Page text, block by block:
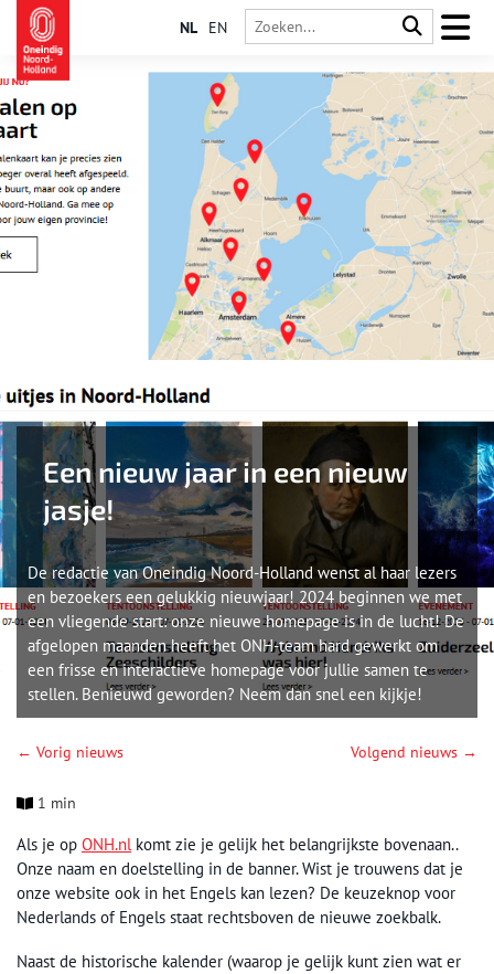
NL EN
Een nieuw jaar in een nieuw
jasje!
De redactie van Oneindig Noord-Holland wenst al haar lezers
en bezoekers een gelukkig nieuwjaar! 2024 beginnen we met
een vliegende start: onze nieuwe homepage is in de lucht! De
afgelopen maanden heeft het ONH-team hard gewerkt om
een frisse en interactieve homepage voor jullie samen te
stellen. Benieuwd geworden? Neem dan snel een kijkje!
← Vorig nieuws Volgend nieuws →
1 min
Als je op ONH.nlkomt zie je gelijk het belangrijkste bovenaan..
Onze naam en doelstelling in de banner. Wist je trouwens dat je
onze website ook in het Engels kan lezen? De keuzeknop voor
Nederlands of Engels staat rechtsboven de nieuwe zoekbalk.
Naast de historische kalender (waarop je gelijk kunt zien wat er